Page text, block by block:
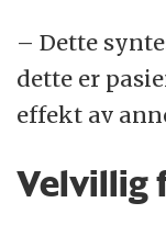
– Dette
dette er
effekt av
Velvillig